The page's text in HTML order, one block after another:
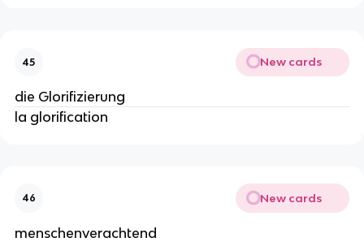
45 New cards
die Glorifizierung
la glorification
46 New cards
menschenverachtend